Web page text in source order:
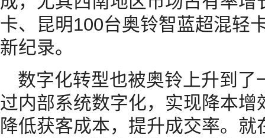
卡、昆明100台奥铃智蓝超混轻
新纪录。
数字化转型也被奥铃上升到
过内部系统数字化，实现降本
降低获客成本，提升成交率。